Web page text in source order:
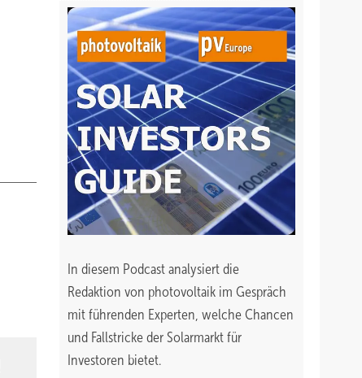
In diesem Podcast analysiert die
Redaktion von photovoltaik im Gespräch
mit führenden Experten, welche Chancen
und Fallstricke der Solarmarkt für
Investoren bietet.